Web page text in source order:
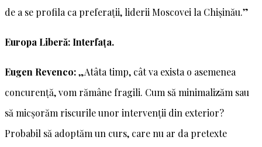
de a se profila ca preferații, liderii Moscovei la Chișinău.”
Europa Liberă: Interfața.
Eugen Revenco:„Atâta timp, cât va exista o asemenea
concurență, vom rămâne fragili. Cum să minimalizăm sau
să micșorăm riscurile unor intervenții din exterior?
Probabil să adoptăm un curs, care nu ar da pretexte